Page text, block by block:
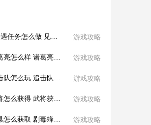
游戏攻略
游戏攻略
游戏攻略
游戏攻略
游戏攻略